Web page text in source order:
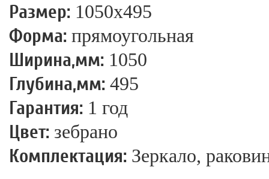
Размер: 1050х495
Форма: прямоугольная
Ширина,мм: 1050
Глубина,мм: 495
Гарантия: 1 год
Цвет: зебрано
Комплектация: Зеркало,